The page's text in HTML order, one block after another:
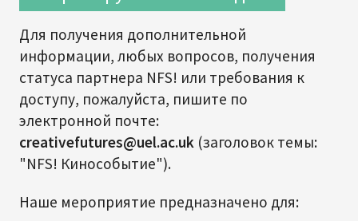
Для получения дополнительной
информации, любых вопросов, получения
статуса партнера NFS! или требования к
доступу, пожалуйста, пишите по
электронной почте:
creativefutures@uel.ac.uk (заголовок темы:
"NFS! Кинособытие").
Наше мероприятие предназначено для: